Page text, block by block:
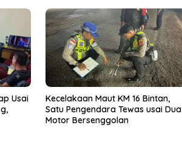
Usai
Kecelakaan Maut KM 16 Bintan,
Satu Pengendara Tewas usai Dua
Motor Bersenggolan